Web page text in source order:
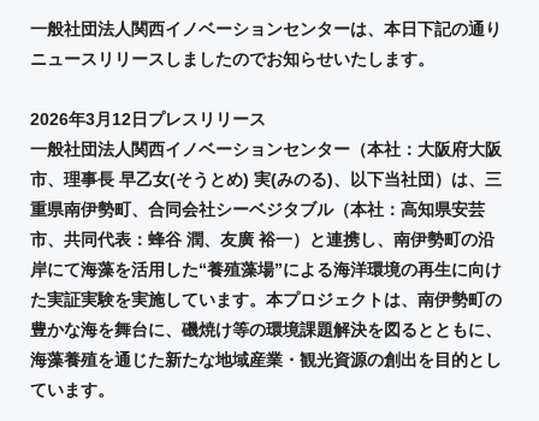
一般社団法人関西イノベーションセンターは、本日下記の通り
ニュースリリースしましたのでお知らせいたします。
2026年3月12日プレスリリース
一般社団法人関西イノベーションセンター（本社：大阪府大阪
市、理事長 早乙女(そうとめ) 実(みのる)、以下当社団）は、三
重県南伊勢町、合同会社シーベジタブル（本社：高知県安芸
市、共同代表：蜂谷 潤、友廣 裕一）と連携し、南伊勢町の沿
岸にて海藻を活用した“養殖藻場”による海洋環境の再生に向け
た実証実験を実施しています。本プロジェクトは、南伊勢町の
豊かな海を舞台に、磯焼け等の環境課題解決を図るとともに、
海藻養殖を通じた新たな地域産業・観光資源の創出を目的とし
ています。